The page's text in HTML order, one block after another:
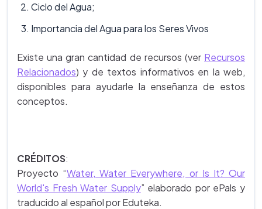
Ciclo del Agua;
Importancia del Agua para los Seres Vivos
Existe una gran cantidad de recursos (ver Recursos
Relacionados) y de textos informativos en la web,
disponibles para ayudarle la enseñanza de estos
conceptos.
CRÉDITOS:
Proyecto “Water, Water Everywhere, or Is It? Our
World's Fresh Water Supply” elaborado por ePals y
traducido al español por Eduteka.